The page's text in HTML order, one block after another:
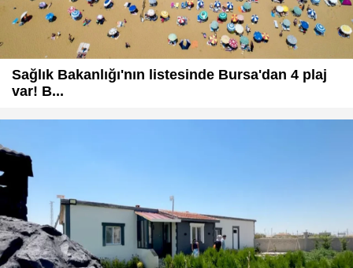
Sağlık Bakanlığı'nın listesinde Bursa'dan 4 plaj
var! B...